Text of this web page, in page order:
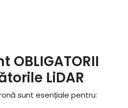
OBLIGATORII
LiDAR
sunt esențiale pentru: